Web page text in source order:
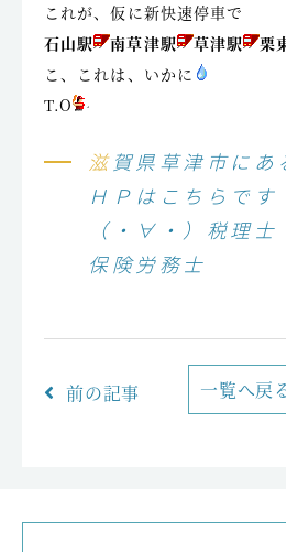
これが、仮に新快速停車で
石山駅
南草津駅 草津駅 栗
こ、これは、いかに
T.O
滋賀県草津市にある小澤事務所の
ＨＰはこちらで
（・∀・）税理
保険労務士
前の記事 一覧へ戻